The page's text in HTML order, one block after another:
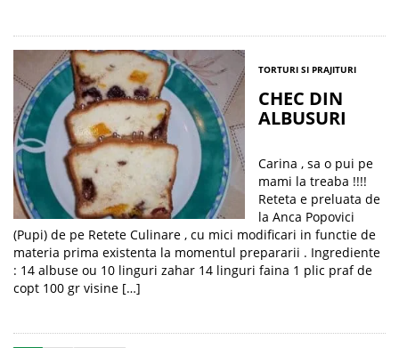
TORTURI SI PRAJITURI
CHEC DIN
ALBUSURI
Carina , sa o pui pe
mami la treaba !!!!
Reteta e preluata de
la Anca Popovici
(Pupi) de pe Retete Culinare , cu mici modificari in functie de
materia prima existenta la momentul prepararii . Ingrediente
: 14 albuse ou 10 linguri zahar 14 linguri faina 1 plic praf de
copt 100 gr visine […]